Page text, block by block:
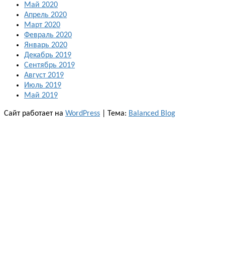
Май 2020
Апрель 2020
Март 2020
Февраль 2020
Январь 2020
Декабрь 2019
Сентябрь 2019
Август 2019
Июль 2019
Май 2019
Сайт работает на WordPress Тема: Balanced Blog